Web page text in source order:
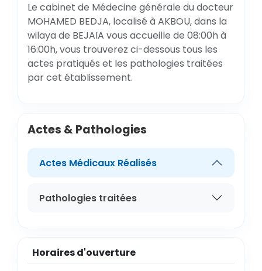
Le cabinet de Médecine générale du docteur
MOHAMED BEDJA, localisé à AKBOU, dans la
wilaya de BEJAIA vous accueille de 08:00h à
16:00h, vous trouverez ci-dessous tous les
actes pratiqués et les pathologies traitées
par cet établissement.
Actes & Pathologies
Actes Médicaux Réalisés
Pathologies traitées
Horaires d'ouverture